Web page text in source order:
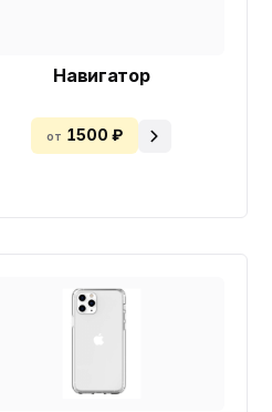
Навигатор
от 1500 ₽